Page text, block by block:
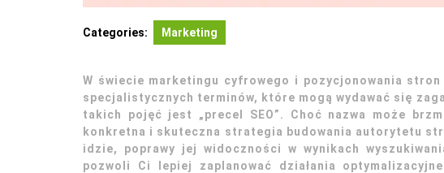
Categories: Marketing
W świecie marketingu cyfrowego i pozycjonowania
specjalistycznych terminów, które mogą wydawać się
takich pojęć jest „precel SEO”. Choć nazwa może
konkretna i skuteczna strategia budowania autorytetu
idzie, poprawy jej widoczności w wynikach
pozwoli Ci lepiej zaplanować działania